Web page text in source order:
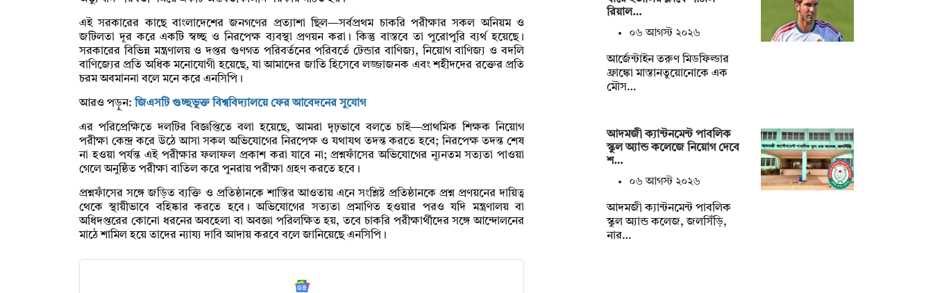
এই সরকারের কাছে বাংলাদেশের জনগণের প্রত্যাশা ছিল—সর্বপ্রথম চাকরি পরীক্ষার সকল অনিয়ম ও
জটিলতা দূর করে একটি স্বচ্ছ ও নিরপেক্ষ ব্যবস্থা প্রণয়ন করা। কিন্তু বাস্তবে তা পুরোপুরি ব্যর্থ হয়েছে।
সরকারের বিভিন্ন মন্ত্রণালয় ও দপ্তর গুণগত পরিবর্তনের পরিবর্তে টেন্ডার বাণিজ্য, নিয়োগ বাণিজ্য ও বদলি
বাণিজ্যের প্রতি অধিক মনোযোগী হয়েছে, যা আমাদের জাতি হিসেবে লজ্জাজনক এবং শহীদদের রক্তের প্রতি
চরম অবমাননা বলে মনে করে এনসিপি।
আরও পড়ুন:জিএসটি গুচ্ছভুক্ত বিশ্ববিদ্যালয়ে ফের আবেদনের সুযোগ
এর পরিপ্রেক্ষিতে দলটির বিজ্ঞপ্তিতে বলা হয়েছে, আমরা দৃঢ়ভাবে বলতে চাই—প্রাথমিক শিক্ষক নিয়োগ
পরীক্ষা কেন্দ্র করে উঠে আসা সকল অভিযোগের নিরপেক্ষ ও যথাযথ তদন্ত করতে হবে; নিরপেক্ষ তদন্ত শেষ
না হওয়া পর্যন্ত এই পরীক্ষার ফলাফল প্রকাশ করা যাবে না; প্রশ্নফাঁসের অভিযোগের ন্যূনতম সত্যতা পাওয়া
গেলে অনুষ্ঠিত পরীক্ষা বাতিল করে পুনরায় পরীক্ষা গ্রহণ করতে হবে।
প্রশ্নফাঁসের সঙ্গে জড়িত ব্যক্তি ও প্রতিষ্ঠানকে শাস্তির আওতায় এনে সংশ্লিষ্ট প্রতিষ্ঠানকে প্রশ্ন প্রণয়নের দায়িত্ব
থেকে স্থায়ীভাবে বহিষ্কার করতে হবে। অভিযোগের সত্যতা প্রমাণিত হওয়ার পরও যদি মন্ত্রণালয় বা
অধিদপ্তরের কোনো ধরনের অবহেলা বা অবজ্ঞা পরিলক্ষিত হয়, তবে চাকরি পরীক্ষার্থীদের সঙ্গে আন্দোলনের
মাঠে শামিল হয়ে তাদের ন্যায্য দাবি আদায় করবে বলে জানিয়েছে এনসিপি।
রিয়াল…
০৬ আগস্ট ২০২৬
আর্জেন্টাইন তরুণ মিডফিল্ডার
ফ্রাঙ্কো মাস্তানতুয়োনোকে এক
মৌস…
আদমজী ক্যান্টনমেন্ট পাবলিক
স্কুল অ্যান্ড কলেজে নিয়োগ দেবে
শ…
০৬ আগস্ট ২০২৬
আদমজী ক্যান্টনমেন্ট পাবলিক
স্কুল অ্যান্ড কলেজ, জলসিঁড়ি,
নার…